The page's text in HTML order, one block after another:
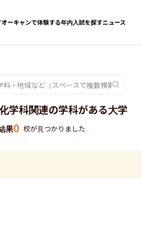
オーキャンで体験する年内入試を探すニュース
学科関連の学科がある大学
果0 校が見つかりました